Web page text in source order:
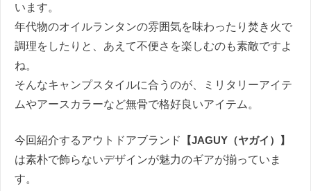
います。
年代物のオイルランタンの雰囲気を味わったり焚き火で
調理をしたりと、あえて不便さを楽しむのも素敵ですよ
ね。
そんなキャンプスタイルに合うのが、ミリタリーアイテ
ムやアースカラーなど無骨で格好良いアイテム。
今回紹介するアウトドアブランド
【JAGUY（ヤガイ）】
は素朴で飾らないデザインが魅力のギアが揃っていま
す。